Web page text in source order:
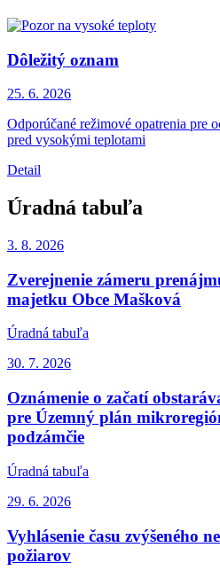
Dôležitý oznam
25. 6. 2026
Odporúčané režimové opatrenia pre
pred vysokými teplotami
Detail
Úradná tabuľa
3. 8. 2026
Zverejnenie zámeru
majetku Obce Mašková
Úradná tabuľa
30. 7. 2026
Oznámenie o začatí
pre Územný plán
podzámčie
Úradná tabuľa
29. 6. 2026
Vyhlásenie času zvýšeného
požiarov